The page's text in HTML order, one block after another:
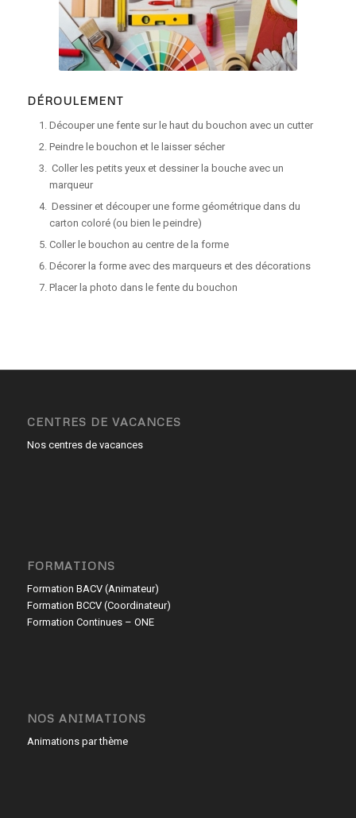
DÉROULEMENT
Découper une fente sur le haut du bouchon avec un cutter
Peindre le bouchon et le laisser sécher
Coller les petits yeux et dessiner la bouche avec un
marqueur
Dessiner et découper une forme géométrique dans du
carton coloré (ou bien le peindre)
Coller le bouchon au centre de la forme
Décorer la forme avec des marqueurs et des décorations
Placer la photo dans le fente du bouchon
CENTRES DE VACANCES
Nos centres de vacances
FORMATIONS
Formation BACV (Animateur)
Formation BCCV (Coordinateur)
Formation Continues – ONE
NOS ANIMATIONS
Animations par thème